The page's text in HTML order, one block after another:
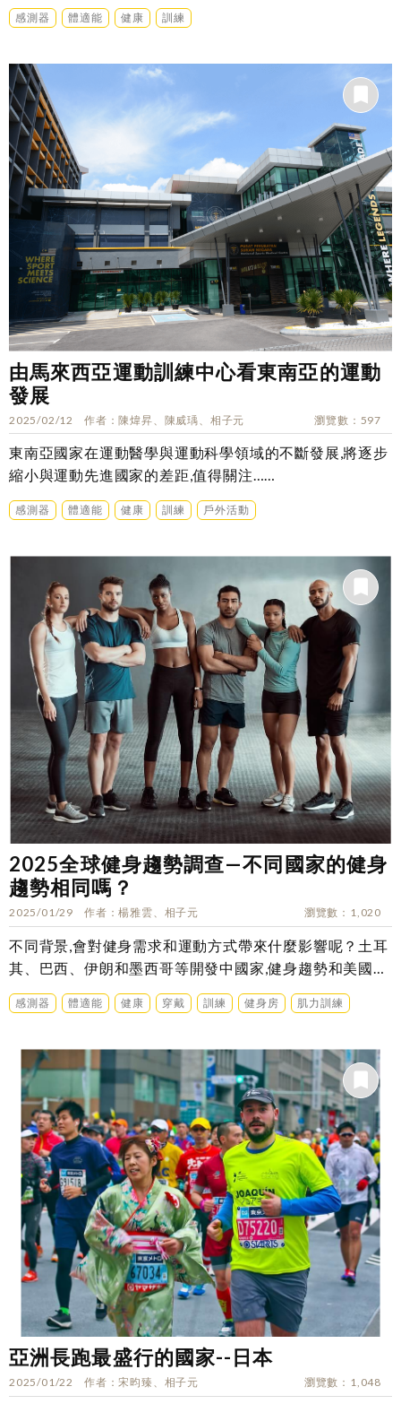
感測器 體適能 健康 訓練
由馬來西亞運動訓練中心看東南亞的運動
發展
2025/02/12 作者 陳煒昇、陳威瑀、相子元 瀏覽數 597
東南亞國家在運動醫學與運動科學領域的不斷發展,將逐步
縮小與運動先進國家的差距,值得關注……
感測器 體適能 健康 訓練 戶外活動
2025全球健身趨勢調查—不同國家的健身
趨勢相同嗎？
2025/01/29 作者 楊雅雲、相子元 瀏覽數 1,020
不同背景,會對健身需求和運動方式帶來什麼影響呢？土耳
其、巴西、伊朗和墨西哥等開發中國家,健身趨勢和美國一
樣嗎?
感測器 體適能 健康 穿戴 訓練 健身房 肌力訓練
亞洲長跑最盛行的國家--日本
2025/01/22 作者 宋昀臻、相子元 瀏覽數 1,048